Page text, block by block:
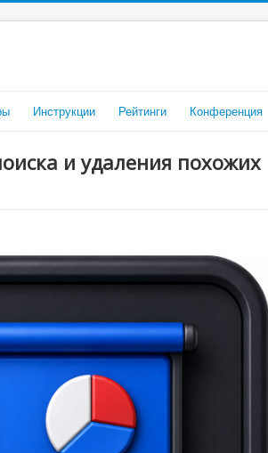
Инструкции Рейтинги Конференция
и удаления похожих